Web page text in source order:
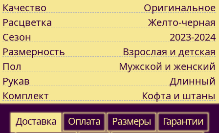
Качество
Оригинальное
Расцветка
Желто-черная
Сезон
2023-2024
Размерность
Взрослая и детская
Пол
Мужской и женский
Рукав
Длинный
Комплект
Кофта и штаны
Доставка
Оплата Размеры
Гарантии